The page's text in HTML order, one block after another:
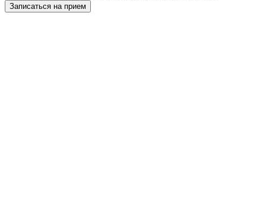
Записаться на прием